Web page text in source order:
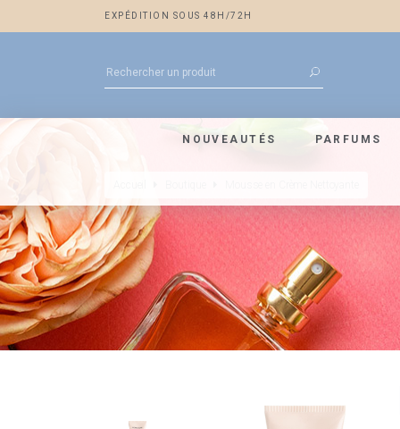
EXPÉDITION SOUS 48H/72H
NOUVEAUTÉS PARFUMS